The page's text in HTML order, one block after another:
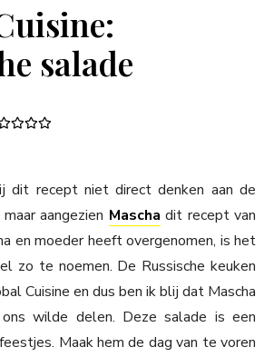
salade
dit recept niet direct denken aan de
aangezien Mascha dit recept van
en moeder heeft overgenomen, is het
zo te noemen. De Russische keuken
Cuisine en dus ben ik blij dat Mascha
wilde delen. Deze salade is een
Maak hem de dag van te voren